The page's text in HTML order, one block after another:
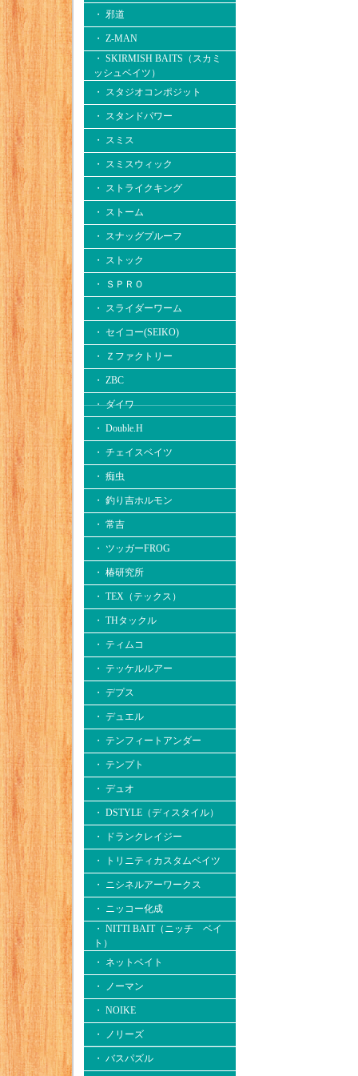
・ 邪道
・ Z-MAN
・ SKIRMISH BAITS（スカミ
ッシュベイツ）
・ スタジオコンポジット
・ スタンドパワー
・ スミス
・ スミスウィック
・ ストライクキング
・ ストーム
・ スナッグプルーフ
・ ストック
・ ＳＰＲＯ
・ スライダーワーム
・ セイコー(SEIKO)
・ Ｚファクトリー
・ ZBC
・ ダイワ
・ Double.H
・ チェイスベイツ
・ 痴虫
・ 釣り吉ホルモン
・ 常吉
・ ツッガーFROG
・ 椿研究所
・ TEX（テックス）
・ THタックル
・ ティムコ
・ テッケルルアー
・ デプス
・ デュエル
・ テンフィートアンダー
・ テンプト
・ デュオ
・ DSTYLE（ディスタイル）
・ ドランクレイジー
・ トリニティカスタムベイツ
・ ニシネルアーワークス
・ ニッコー化成
・ NITTI BAIT（ニッチ ベイ
ト）
・ ネットベイト
・ ノーマン
・ NOIKE
・ ノリーズ
・ バスパズル